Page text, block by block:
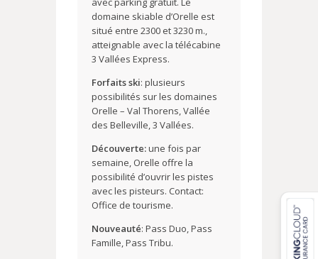
domaine skiable d’Orelle est
situé entre 2300 et 3230 m.,
atteignable avec la télécabine
3 Vallées Express.
Forfaits ski: plusieurs
possibilités sur les domaines
Orelle – Val Thorens, Vallée
des Belleville, 3 Vallées.
Découverte:une fois par
semaine, Orelle offre la
possibilité d’ouvrir les pistes
avec les pisteurs. Contact:
Office de tourisme.
Nouveauté: Pass Duo, Pass
Famille, Pass Tribu.